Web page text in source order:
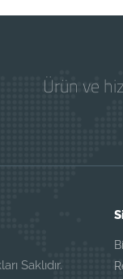
Ürün ve
Saklıdır.